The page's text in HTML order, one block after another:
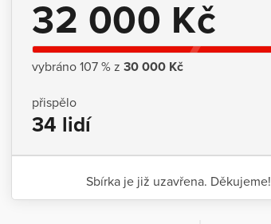
32 000 Kč
vybráno 107 % z 30 000 Kč
přispělo
34 lidí
Sbírka je již uzavřena. Děkujeme!